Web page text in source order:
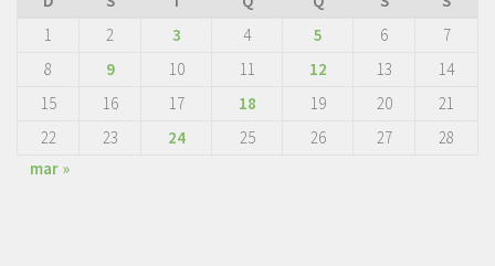
1
2 3 4 5 6
7
8
9 10 11 12 13
14
15
16 17 18 19 20
21
22
23 24 25 26 27
28
mar »